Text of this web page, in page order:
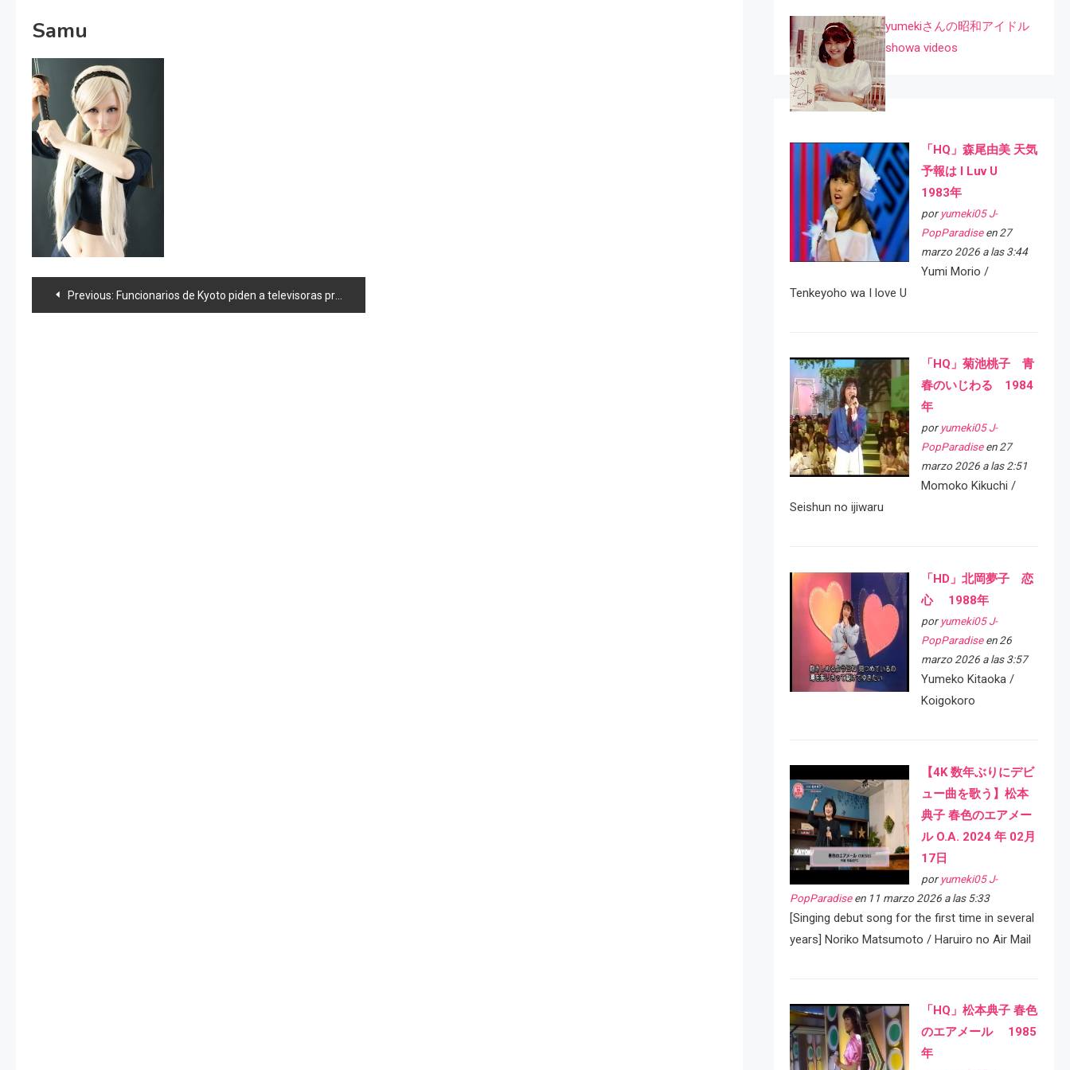
Samu
Navegación
Previous: Funcionarios de Kyoto piden a televisoras producir doramas de Samurais
yumekiさんの昭和アイドル
showa videos
「HQ」森尾由美 天気
予報は I Luv U
1983年
por yumeki05 J-
PopParadiseen 27
marzo 2026 a las 3:44
Yumi Morio /
Tenkeyoho wa I love U
「HQ」菊池桃子 青
春のいじわる 1984
年
por yumeki05 J-
PopParadiseen 27
marzo 2026 a las 2:51
Momoko Kikuchi /
Seishun no ijiwaru
「HD」北岡夢子 恋
心 1988年
por yumeki05 J-
PopParadiseen 26
marzo 2026 a las 3:57
Yumeko Kitaoka /
Koigokoro
【4K 数年ぶりにデビ
ュー曲を歌う】松本
典子 春色のエアメー
ル O.A. 2024 年 02月
17日
por yumeki05 J-
PopParadiseen 11 marzo 2026 a las 5:33
[Singing debut song for the first time in several
years] Noriko Matsumoto / Haruiro no Air Mail
「HQ」松本典子 春色
のエアメール 1985
年